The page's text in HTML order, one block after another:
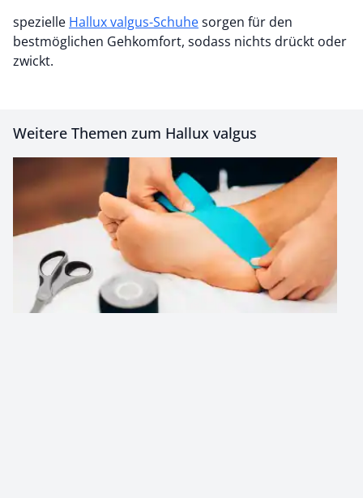
spezielle Hallux valgus-Schuhesorgen für den
bestmöglichen Gehkomfort, sodass nichts drückt oder
zwickt.
Weitere Themen zum Hallux valgus